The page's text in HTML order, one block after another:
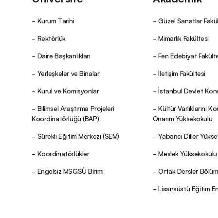
Kurum Tarihi
Rektörlük
Daire Başkanlıkları
Yerleşkeler ve Binalar
Kurul ve Komisyonlar
Bilimsel Araştırma Projeleri
Koordinatörlüğü (BAP)
Sürekli Eğitim Merkezi (SEM)
Koordinatörlükler
Engelsiz MSGSÜ Birimi
Güzel Sanatlar
Mimarlık Fakültesi
Fen Edebiyat
İletişim Fakültesi
İstanbul Devlet
Kültür Varlıklarını
Onarım Yüksekokulu
Yabancı Diller
Meslek Yüksekokulu
Ortak Dersler
Lisansüstü Eğitim